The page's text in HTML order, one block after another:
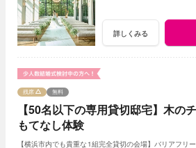
詳しくみる
【50名以下の専用貸切邸宅】木の
もてなし体験
残席 無料
【横浜市内でも貴重な1組完全貸切の会場】バリアフリ